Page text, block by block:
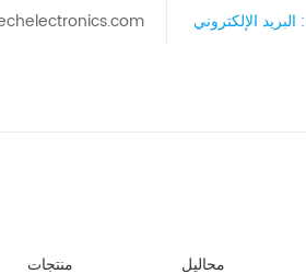
البريد الإلكتروني :
منتجات محاليل